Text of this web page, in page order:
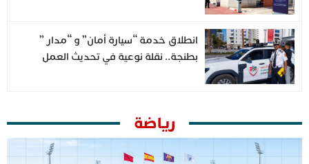
انطلاق خدمة “سيارة أمان” و “مدار ”
بطنجة.. نقلة نوعية في تحديث العمل
رياضة